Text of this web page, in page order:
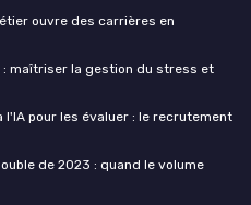
ouvre des carrières en
maîtriser la gestion du stress et
pour les évaluer : le recrutement
de 2023 : quand le volume